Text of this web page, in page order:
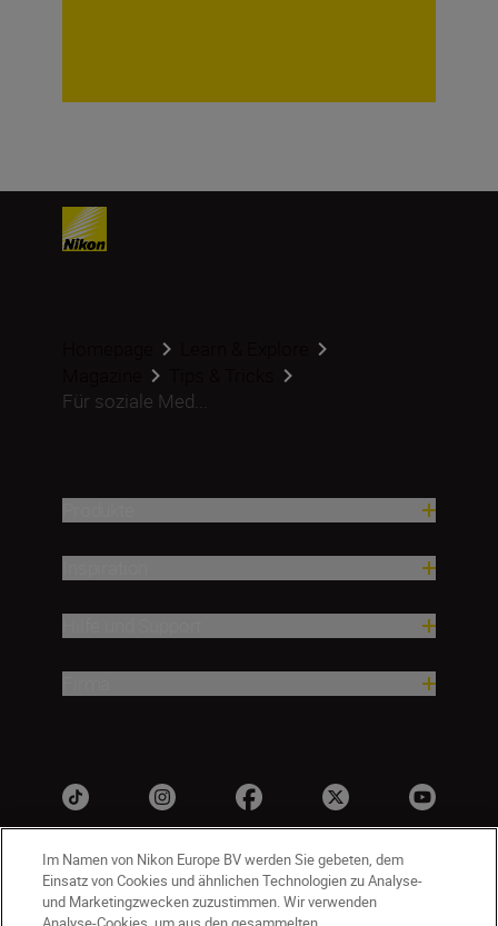
Für soziale Med...
Im Namen von Nikon Europe BV werden Sie gebeten, dem
Einsatz von Cookies und ähnlichen Technologien zu Analyse-
und Marketingzwecken zuzustimmen. Wir verwenden